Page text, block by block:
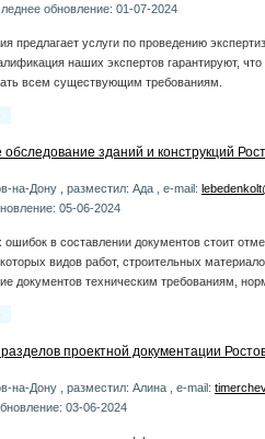
обновление: 01-07-2024
предлагает услуги по проведению
наших экспертов гарантируют, что
всем существующим требованиям.
обследование зданий и конструкций
на-Дону , разместил: Ада , e-mail:
05-06-2024
ошибок в составлении документов стоит
видов работ, строительных
документов техническим требованиям,
проектной документации
на-Дону , разместил: Алина , e-mail:
03-06-2024